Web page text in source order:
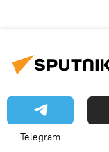
Telegram